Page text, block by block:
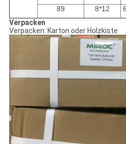
89
8*12
Verpacken
Verpacken: Karton oder Holzkiste